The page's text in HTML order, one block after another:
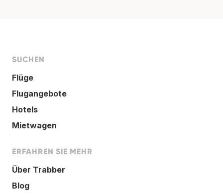
SUCHEN
Flüge
Flugangebote
Hotels
Mietwagen
ERFAHREN SIE MEHR
Über Trabber
Blog